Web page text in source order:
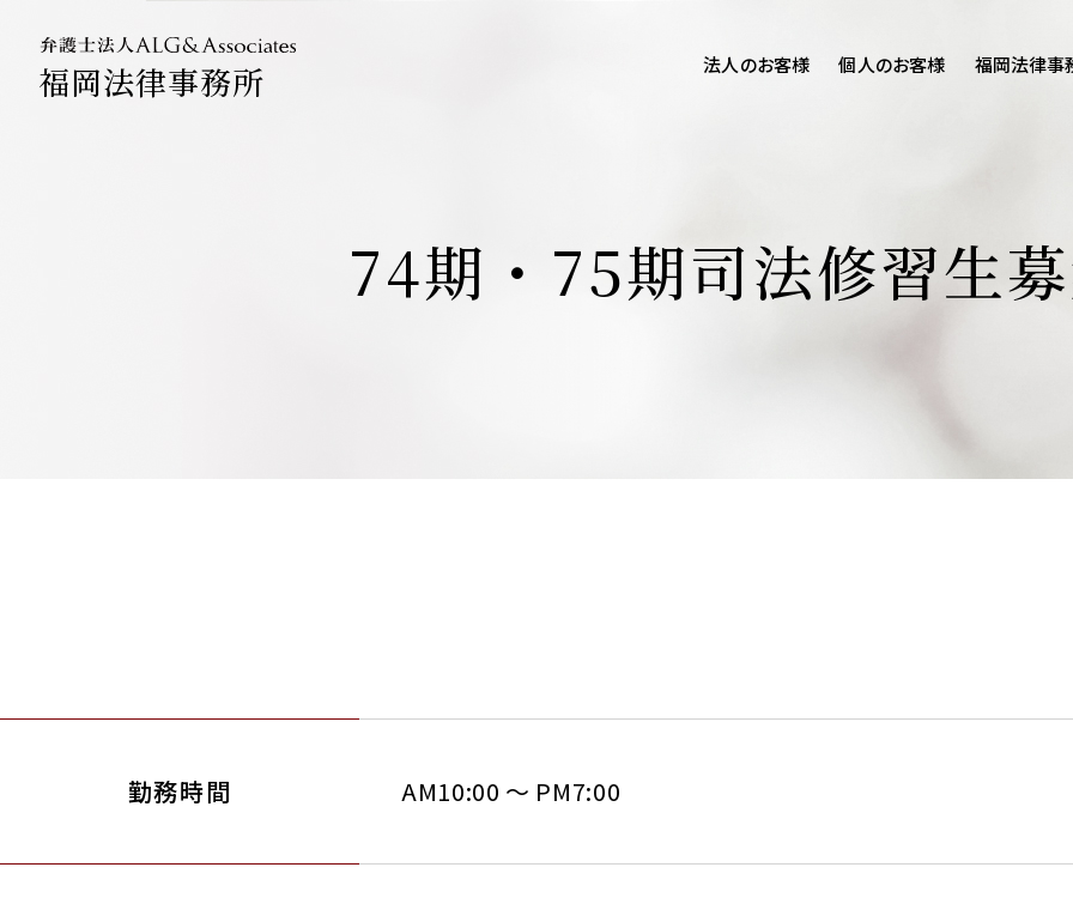
福岡法律事務所 法人のお客様 個人のお客様
離婚問題 刑事事件
福岡法律事
74期・75期司法修習生
勤務時間 AM10:00 ～ PM7:00